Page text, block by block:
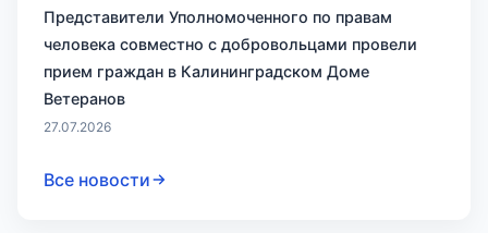
Представители Уполномоченного по правам
человека совместно с добровольцами провели
прием граждан в Калининградском Доме
Ветеранов
27.07.2026
Все новости